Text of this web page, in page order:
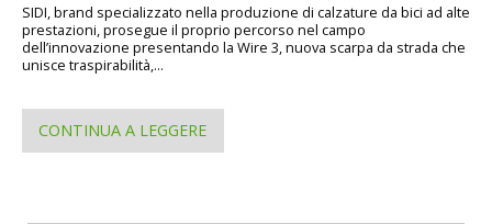
SIDI, brand specializzato nella produzione di calzature da bici ad alte
prestazioni, prosegue il proprio percorso nel campo
dell’innovazione presentando la Wire 3, nuova scarpa da strada che
unisce traspirabilità,...
CONTINUA A LEGGERE